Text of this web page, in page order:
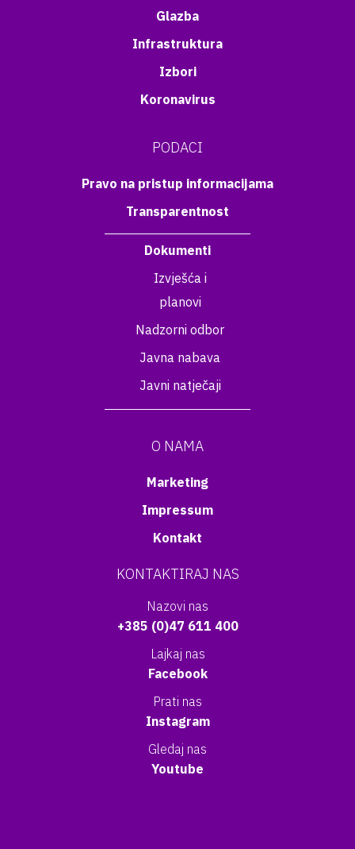
Glazba
Infrastruktura
Izbori
Koronavirus
PODACI
Pravo na pristup informacijama
Transparentnost
Dokumenti
Izvješća i
planovi
Nadzorni odbor
Javna nabava
Javni natječaji
O NAMA
Marketing
Impressum
Kontakt
KONTAKTIRAJ NAS
Nazovi nas
+385 (0)47 611 400
Lajkaj nas
Facebook
Prati nas
Instagram
Gledaj nas
Youtube